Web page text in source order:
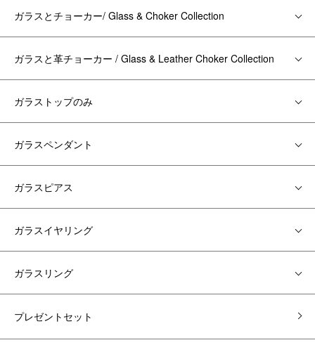
ガラスとチョーカー/ Glass & Choker Collection
ガラスと革チョーカー / Glass & Leather Choker Collection
ガラストップのみ
ガラスペンダント
ガラスピアス
ガラスイヤリング
ガラスリング
プレゼントセット